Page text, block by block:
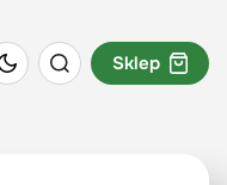
Sklep